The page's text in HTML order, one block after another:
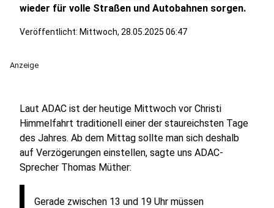
wieder für volle Straßen und Autobahnen sorgen.
Veröffentlicht: Mittwoch, 28.05.2025 06:47
Anzeige
Laut ADAC ist der heutige Mittwoch vor Christi
Himmelfahrt traditionell einer der staureichsten Tage
des Jahres. Ab dem Mittag sollte man sich deshalb
auf Verzögerungen einstellen, sagte uns ADAC-
Sprecher Thomas Müther:
Gerade zwischen 13 und 19 Uhr müssen